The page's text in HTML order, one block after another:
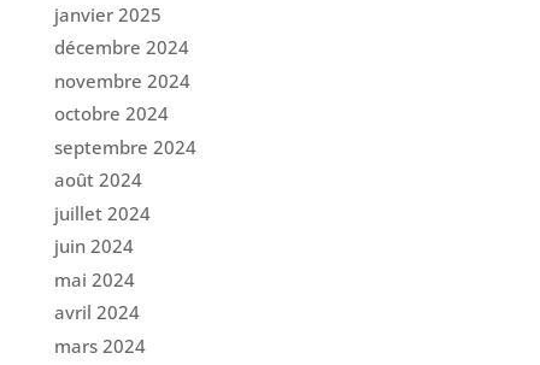
janvier 2025
décembre 2024
novembre 2024
octobre 2024
septembre 2024
août 2024
juillet 2024
juin 2024
mai 2024
avril 2024
mars 2024